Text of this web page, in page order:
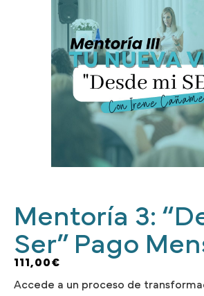
Mentoría 3:
Ser” Pago
111,00€
Accede a un proceso de